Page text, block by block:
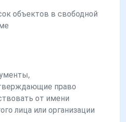
объектов в свободной
право
от имени
лица или организации